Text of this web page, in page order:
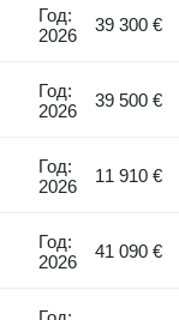
Год:
2026
39 300 €
Год:
2026
39 500 €
Год:
2026
11 910 €
Год:
2026
41 090 €